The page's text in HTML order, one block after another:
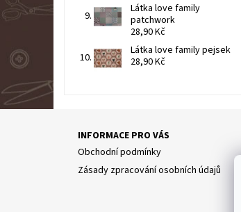
Látka love family
patchwork
28,90 Kč
Látka love family pejsek
28,90 Kč
INFORMACE PRO VÁS
Obchodní podmínky
Zásady zpracování osobních údajů